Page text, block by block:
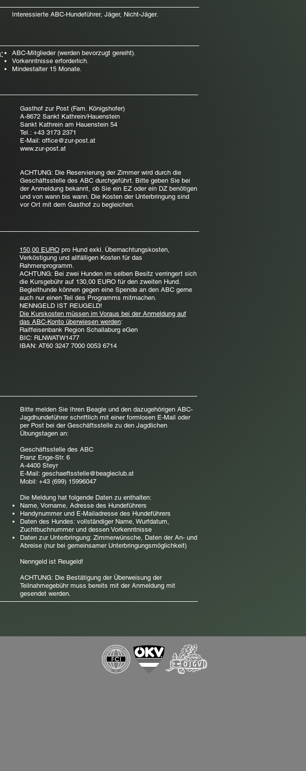
Interessierte ABC-Hundeführer, Jäger, Nicht-Jäger.
ABC-Mitglieder (werden bevorzugt gereiht).
Vorkenntnisse erforderlich.
Mindestalter 15 Monate.
Gasthof zur Post (Fam. Königshofer)
A-8672 Sankt Kathrein/Hauenstein
Sankt Kathrein am Hauenstein 54
Tel.: +43 3173 2371
E-Mail: office@zur-post.at
www.zur-post.at
ACHTUNG: Die Reservierung der Zimmer wird durch die
Geschäftsstelle des ABC durchgeführt. Bitte geben Sie bei
der Anmeldung bekannt, ob Sie ein EZ oder ein DZ benötigen
und von wann bis wann. Die Kosten der Unterbringung sind
vor Ort mit dem Gasthof zu begleichen.
150,00 EURO pro Hund exkl. Übernachtungskosten,
Verköstigung und allfälligen Kosten für das
Rahmenprogramm.
ACHTUNG: Bei zwei Hunden im selben Besitz verringert sich
die Kursgebühr auf 130,00 EURO für den zweiten Hund.
Begleithunde können gegen eine Spende an den ABC gerne
auch nur einen Teil des Programms mitmachen.
NENNGELD IST REUGELD!
Die Kurskosten müssen im Voraus bei der Anmeldung auf
das ABC-Konto überwiesen werden:
Raiffeisenbank Region Schallaburg eGen
BIC: RLNWATW1477
IBAN: AT60 3247 7000 0053 6714
Bitte melden Sie Ihren Beagle und den dazugehörigen ABC-
Jagdhundeführer schriftlich mit einer formlosen E-Mail oder
per Post bei der Geschäftsstelle zu den Jagdlichen
Übungstagen an:
Geschäftsstelle des ABC
Franz Enge-Str. 6
A-4400 Steyr
E-Mail: geschaeftsstelle@beagleclub.at
Mobil: +43 (699) 15996047
Die Meldung hat folgende Daten zu enthalten:
Name, Vorname, Adresse des Hundeführers
Handynummer und E-Mailadresse des Hundeführers
Daten des Hundes: vollständiger Name, Wurfdatum,
Zuchtbuchnummer und dessen Vorkenntnisse
Daten zur Unterbringung: Zimmerwünsche, Daten der An- und
Abreise (nur bei gemeinsamer Unterbringungsmöglichkeit)​
Nenngeld ist Reugeld!
ACHTUNG: Die Bestätigung der Überweisung der
Teilnahmegebühr muss bereits mit der Anmeldung mit
gesendet werden.